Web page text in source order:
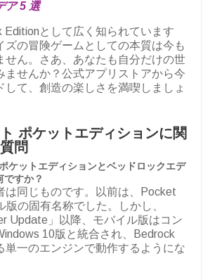
ア 5 選
Editionとして広く知られています
ズの冒険ゲームとしての本質は今も
せん。さあ、あなたも自分だけの世
ませんか？公式アプリストアから今
して、創造の楽しさを満喫しましょ
ポケットエディションに関
問
ケットエディションとベッドロックエデ
ですか？
は同じものです。以前は、Pocket
版の固有名称でした。しかし、
Update」以降、モバイル版はコン
10版と統合され、Bedrock
単一のエンジンで動作するようにな